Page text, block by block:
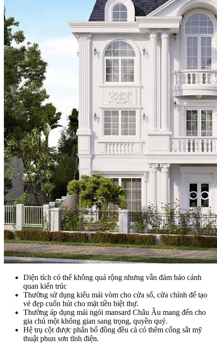
Diện tích có thể không quá rộng nhưng vẫn đảm bảo cảnh
quan kiến trúc
Thường sử dụng kiểu mái vòm cho cửa sổ, cửa chính để tạo
vẻ đẹp cuốn hút cho mặt tiền biệt thự.
Thường áp dụng mái ngói mansard Châu Âu mang đến cho
gia chủ một không gian sang trọng, quyền quý.
Hệ trụ cột được phân bố đồng đều cà có thêm cổng sắt mỹ
thuật phun sơn tĩnh điện.